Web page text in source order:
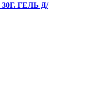
ГЕЛЬ Д/